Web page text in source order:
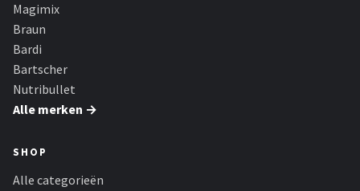
Nutribullet
KitchenBrothers
Philips
Alle merken →
Magimix
Braun
Bardi
Bartscher
Nutribullet
Alle merken →
SHOP
Alle categorieën